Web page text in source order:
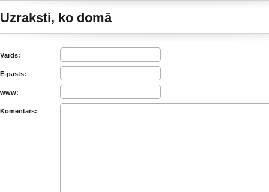
Uzraksti, ko domā
Vārds:
E-pasts:
www:
Komentārs: